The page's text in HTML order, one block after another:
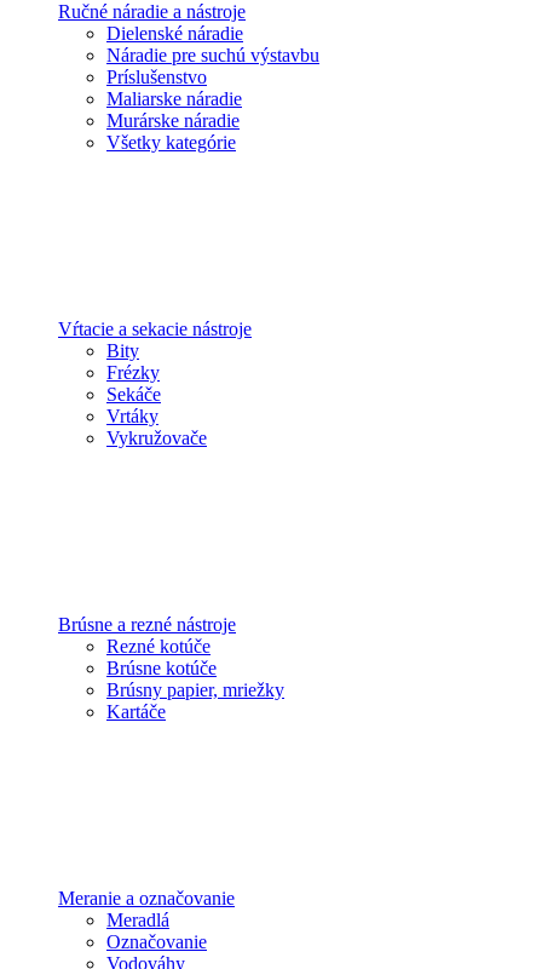
Ručné náradie a nástroje
Dielenské náradie
Náradie pre suchú výstavbu
Príslušenstvo
Maliarske náradie
Murárske náradie
Všetky kategórie
Vŕtacie a sekacie nástroje
Bity
Frézky
Sekáče
Vrtáky
Vykružovače
Brúsne a rezné nástroje
Rezné kotúče
Brúsne kotúče
Brúsny papier, mriežky
Kartáče
Meranie a označovanie
Meradlá
Označovanie
Vodováhy